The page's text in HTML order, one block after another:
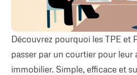
Découvrez pourquoi les TPE et
passer par un courtier pour leur
immobilier. Simple, efficace et